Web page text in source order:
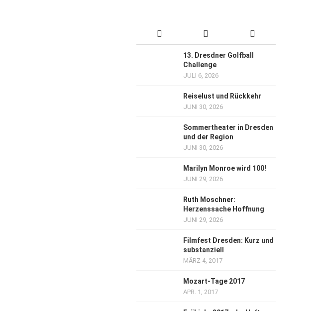
13. Dresdner Golfball
Challenge
JULI 6, 2026
Reiselust und Rückkehr
JUNI 30, 2026
Sommertheater in Dresden
und der Region
JUNI 30, 2026
Marilyn Monroe wird 100!
JUNI 29, 2026
Ruth Moschner:
Herzenssache Hoffnung
JUNI 29, 2026
Filmfest Dresden: Kurz und
substanziell
MÄRZ 4, 2017
Mozart-Tage 2017
APR. 1, 2017